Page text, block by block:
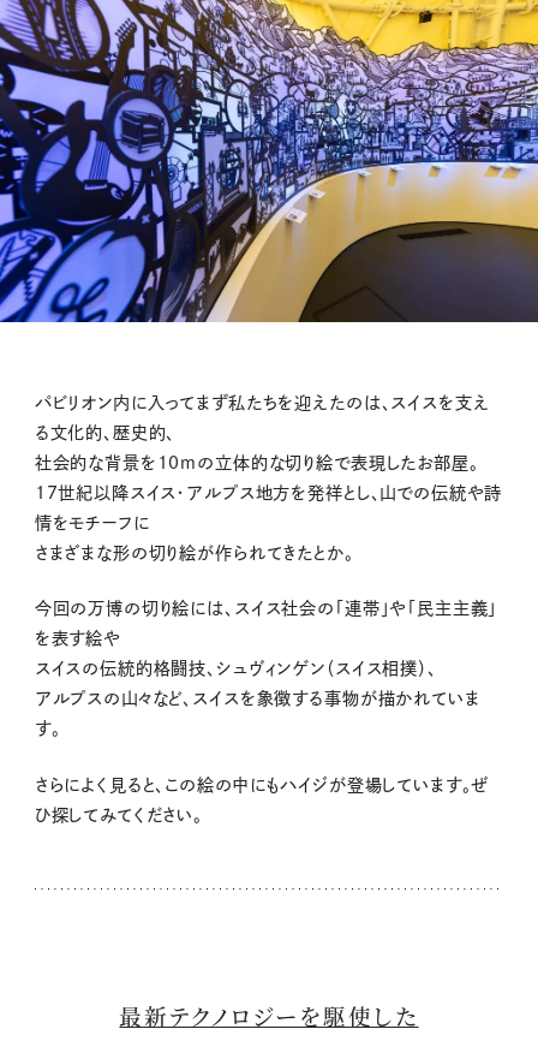
パビリオン内に入ってまず私たちを迎えたのは、スイスを支え
る文化的、歴史的、
社会的な背景を10mの立体的な切り絵で表現したお部屋。
17世紀以降スイス・アルプス地方を発祥とし、山での伝統や詩
情をモチーフに
さまざまな形の切り絵が作られてきたとか。
今回の万博の切り絵には、スイス社会の「連帯」や「民主主義」
を表す絵や
スイスの伝統的格闘技、シュヴィンゲン（スイス相撲）、
アルプスの山々など、スイスを象徴する事物が描かれていま
す。
さらによく見ると、この絵の中にもハイジが登場しています。ぜ
ひ探してみてください。
最新テクノロジーを駆使した